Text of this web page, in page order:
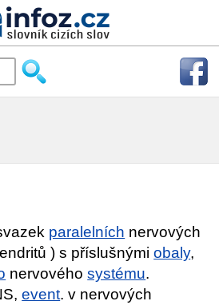
paralelních nervových
) s příslušnýmiobaly,
nervovéhosystému.
event. v nervových